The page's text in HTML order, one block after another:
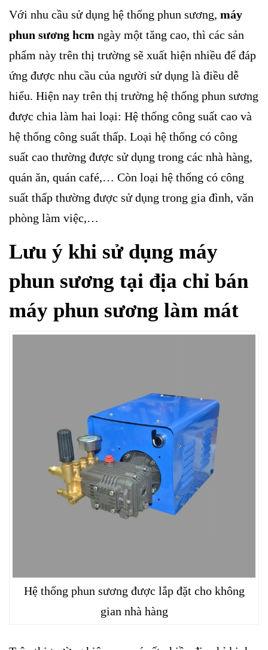
Với nhu cầu sử dụng hệ thống phun sương, máy
phun sương hcm ngày một tăng cao, thì các sản
phẩm này trên thị trường sẽ xuất hiện nhiều để đáp
ứng được nhu cầu của người sử dụng là điều dễ
hiểu. Hiện nay trên thị trường hệ thống phun sương
được chia làm hai loại: Hệ thống công suất cao và
hệ thống công suất thấp. Loại hệ thống có công
suất cao thường được sử dụng trong các nhà hàng,
quán ăn, quán café,… Còn loại hệ thống có công
suất thấp thường được sử dụng trong gia đình, văn
phòng làm việc,…
Lưu ý khi sử dụng máy
phun sương tại địa chỉ bán
máy phun sương làm mát
Hệ thống phun sương được lắp đặt cho không
gian nhà hàng